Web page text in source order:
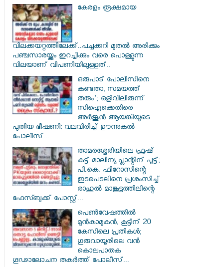
കേരളം രൂക്ഷമായ
വിലക്കയറ്റത്തിലേക്ക്..പച്ചക്കറി മുതൽ അരിക്കും
പഞ്ചസാരയ്ക്കും ഇറച്ചിക്കും വരെ പൊള്ളുന്ന
വിലയാണ് വിപണിയിലുള്ളത്..
ഒരുപാട് പോലീസിനെ
കണ്ടതാ, സമയത്ത്
തരും'; ഒളിവിലിരുന്ന്
സിഐക്കെതിരെ
അർജുൻ ആയങ്കിയുടെ
പുതിയ ഭീഷണി: വലവിരിച്ച് ഊന്നുകൽ
പോലീസ്...
താമരശ്ശേരിയിലെ ഫ്രഷ്
കട്ട് മാലിന്യ പ്ലാന്റിന് പൂട്ട്;
പി.കെ. ഫിറോസിന്റെ
ഇടപെടലിനെ പ്രശംസിച്ച്
രാഹുൽ മാങ്കൂട്ടത്തിലിന്റെ
ഫേസ്ബുക്ക് പോസ്റ്റ്...
പെൺവേഷത്തിൽ
മുൻകാമുകൻ, കൂട്ടിന് 20
കേസിലെ പ്രതികൾ;
ഗുരുവായൂരിലെ വൻ
കൊലപാതക
ഗൂഢാലോചന തകർത്ത് പോലീസ്...